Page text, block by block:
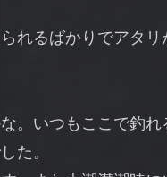
れるばかりでアタリ
。いつもここで釣
た。